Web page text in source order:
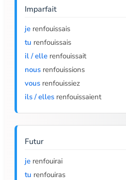
Imparfait
je renfouissais
tu renfouissais
il / elle renfouissait
nous renfouissions
vous renfouissiez
ils / elles renfouissaient
Futur
je renfouirai
tu renfouiras